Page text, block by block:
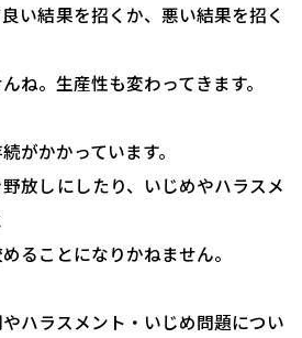
について
予約
い結果を招くか、悪い結果を招く
ね。生産性も変わってきます。
がかかっています。
放しにしたり、いじめやハラスメ
ることになりかねません。
ハラスメント・いじめ問題につい